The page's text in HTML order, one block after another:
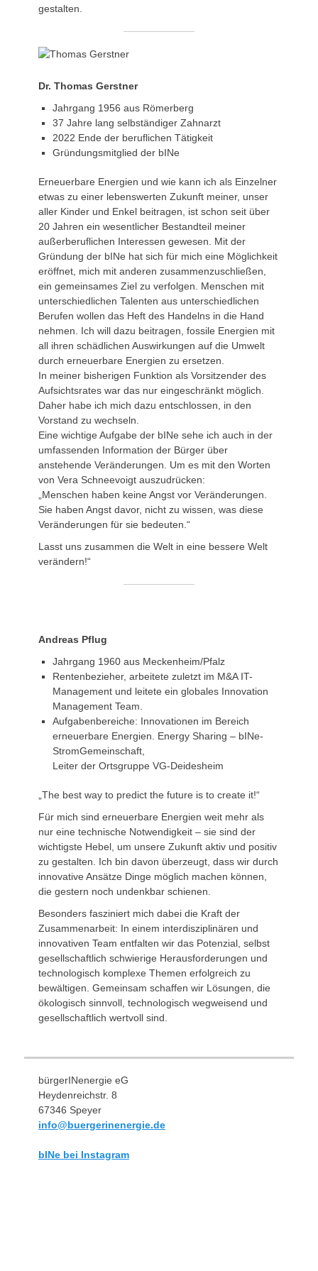
gestalten.
Dr. Thomas Gerstner
Jahrgang 1956 aus Römerberg
37 Jahre lang selbständiger Zahnarzt
2022 Ende der beruflichen Tätigkeit
Gründungsmitglied der bINe
Erneuerbare Energien und wie kann ich als Einzelner
etwas zu einer lebenswerten Zukunft meiner, unser
aller Kinder und Enkel beitragen, ist schon seit über
20 Jahren ein wesentlicher Bestandteil meiner
außerberuflichen Interessen gewesen. Mit der
Gründung der bINe hat sich für mich eine Möglichkeit
eröffnet, mich mit anderen zusammenzuschließen,
ein gemeinsames Ziel zu verfolgen. Menschen mit
unterschiedlichen Talenten aus unterschiedlichen
Berufen wollen das Heft des Handelns in die Hand
nehmen. Ich will dazu beitragen, fossile Energien mit
all ihren schädlichen Auswirkungen auf die Umwelt
durch erneuerbare Energien zu ersetzen.
In meiner bisherigen Funktion als Vorsitzender des
Aufsichtsrates war das nur eingeschränkt möglich.
Daher habe ich mich dazu entschlossen, in den
Vorstand zu wechseln.
Eine wichtige Aufgabe der bINe sehe ich auch in der
umfassenden Information der Bürger über
anstehende Veränderungen. Um es mit den Worten
von Vera Schneevoigt auszudrücken:
„Menschen haben keine Angst vor Veränderungen.
Sie haben Angst davor, nicht zu wissen, was diese
Veränderungen für sie bedeuten.“
Lasst uns zusammen die Welt in eine bessere Welt
verändern!“
Andreas Pflug
Jahrgang 1960 aus Meckenheim/Pfalz
Rentenbezieher, arbeitete zuletzt im M&A IT-
Management und leitete ein globales Innovation
Management Team.
Aufgabenbereiche: Innovationen im Bereich
erneuerbare Energien. Energy Sharing – bINe-
StromGemeinschaft,
Leiter der Ortsgruppe VG-Deidesheim
„The best way to predict the future is to create it!“
Für mich sind erneuerbare Energien weit mehr als
nur eine technische Notwendigkeit – sie sind der
wichtigste Hebel, um unsere Zukunft aktiv und positiv
zu gestalten. Ich bin davon überzeugt, dass wir durch
innovative Ansätze Dinge möglich machen können,
die gestern noch undenkbar schienen.
Besonders fasziniert mich dabei die Kraft der
Zusammenarbeit: In einem interdisziplinären und
innovativen Team entfalten wir das Potenzial, selbst
gesellschaftlich schwierige Herausforderungen und
technologisch komplexe Themen erfolgreich zu
bewältigen. Gemeinsam schaffen wir Lösungen, die
ökologisch sinnvoll, technologisch wegweisend und
gesellschaftlich wertvoll sind.
bürgerINenergie eG
Heydenreichstr. 8
67346 Speyer
info@buergerinenergie.de
bINe bei Instagram